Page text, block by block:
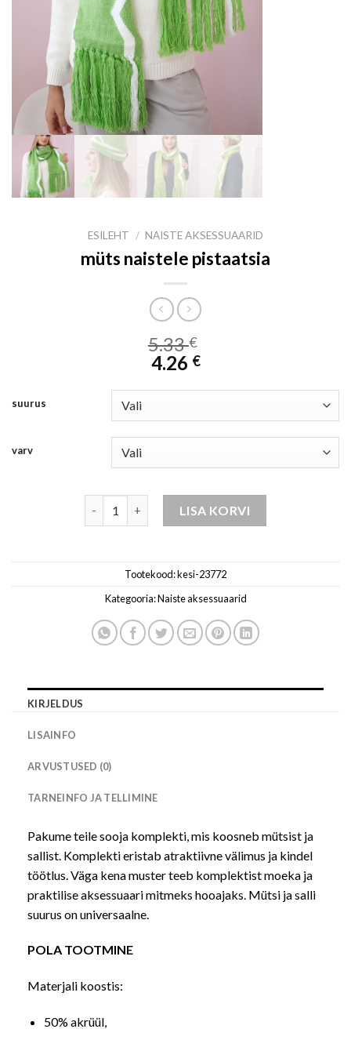
ESILEHT / NAISTE AKSESSUAARID
müts naistele pistaatsia
5.33€
4.26 €
suurus
varv
LISA KORVI
Tootekood:kesi-23772
Kategooria:Naiste aksessuaarid
KIRJELDUS
LISAINFO
ARVUSTUSED (0)
TARNEINFO JA TELLIMINE
Pakume teile sooja komplekti, mis koosneb mütsist ja
sallist. Komplekti eristab atraktiivne välimus ja kindel
töötlus. Väga kena muster teeb komplektist moeka ja
praktilise aksessuaari mitmeks hooajaks. Mütsi ja salli
suurus on universaalne.
POLA TOOTMINE
Materjali koostis:
50% akrüül,